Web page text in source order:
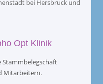
Opt Klinik
Stammbelegschaft
Mitarbeitern.